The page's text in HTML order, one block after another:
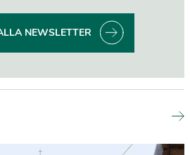
NEWSLETTER